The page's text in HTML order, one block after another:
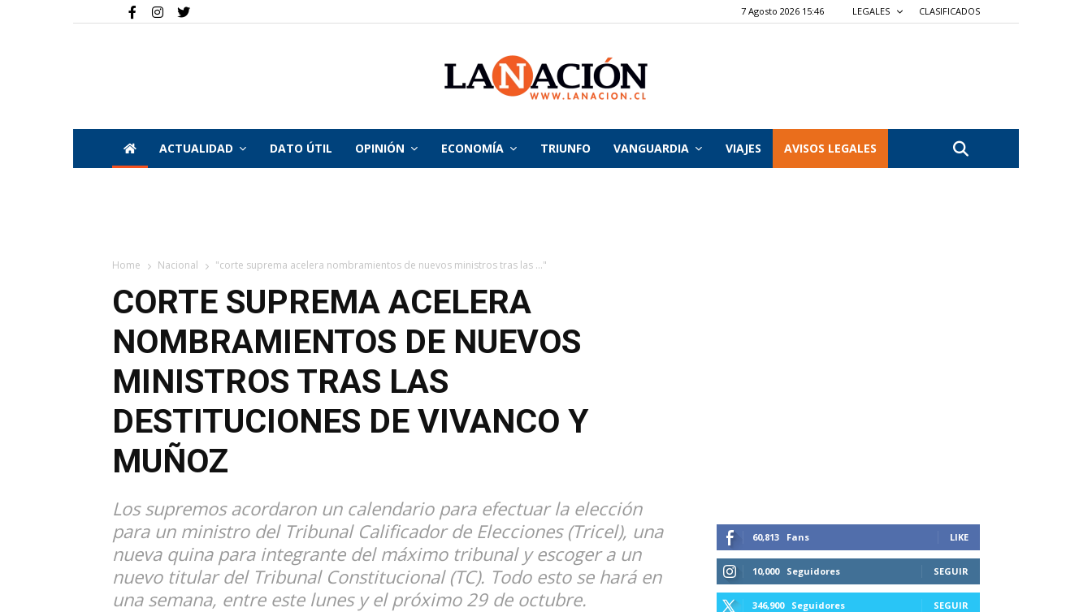
7 Agosto 2026 15:46 LEGALES CLASIFICADOS
La
ACTUALIDAD DATO ÚTIL OPINIÓN ECONOMÍA TRIUNFO VANGUARDIA VIAJES AVISOS LEGALES
Home Nacional "corte suprema acelera nombramientos de nuevos ministros tras las ..."
CORTE SUPREMA ACELERA
NOMBRAMIENTOS DE NUEVOS
MINISTROS TRAS LAS
DESTITUCIONES DE VIVANCO Y
MUÑOZ
Los supremos acordaron un calendario para efectuar la elección
para un ministro del Tribunal Calificador de Elecciones (Tricel), una
nueva quina para integrante del máximo tribunal y escoger a un
nuevo titular del Tribunal Constitucional (TC). Todo esto se hará en
una semana, entre este lunes y el próximo 29 de octubre.
60,813 Fans LIKE
10,000 Seguidores SEGUIR
346,900 Seguidores SEGUIR